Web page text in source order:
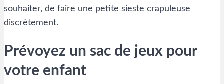
souhaiter, de faire une petite sieste crapuleuse
discrètement.
Prévoyez un sac de jeux pour
votre enfant